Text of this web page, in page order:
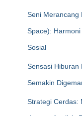
Seni Merancang
Space):
Sosial
Sensasi Hiburan
Semakin
Strategi Cerdas: